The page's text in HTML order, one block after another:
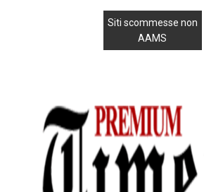
Siti scommesse non
AAMS